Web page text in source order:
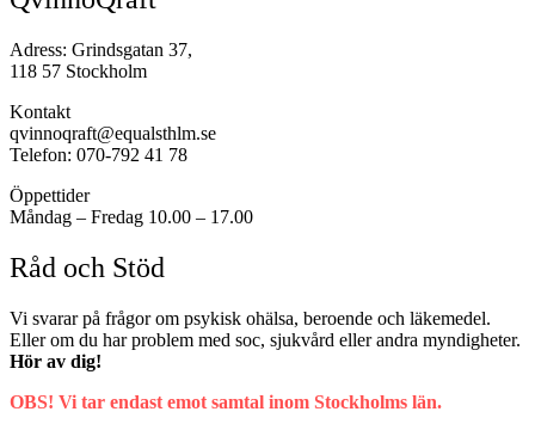
Adress: Grindsgatan 37,
118 57 Stockholm
Kontakt
qvinnoqraft@equalsthlm.se
Telefon: 070-792 41 78
Öppettider
Måndag – Fredag 10.00 – 17.00
Råd och Stöd
Vi svarar på frågor om psykisk ohälsa, beroende och läkemedel.
Eller om du har problem med soc, sjukvård eller andra myndigheter.
Hör av dig!
OBS! Vi tar endast emot samtal inom Stockholms län.